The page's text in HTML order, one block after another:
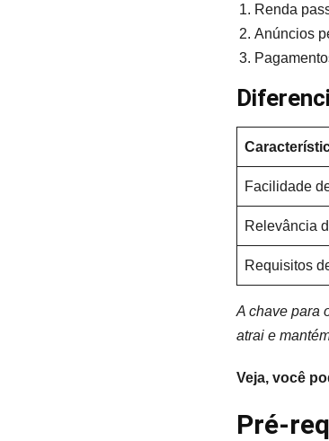
Renda
Anúncios
Facilidade
Relevância
Requisitos
A chave para
atrai e
Veja, você
Pré-